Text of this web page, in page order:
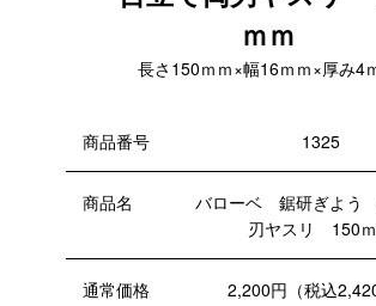
ｍｍ
長さ150ｍｍ×幅16ｍｍ×厚み4
商品番号 1325
商品名
バローベ 鋸研ぎよう
刃ヤスリ 150
通常価格 2,200円（税込2,420